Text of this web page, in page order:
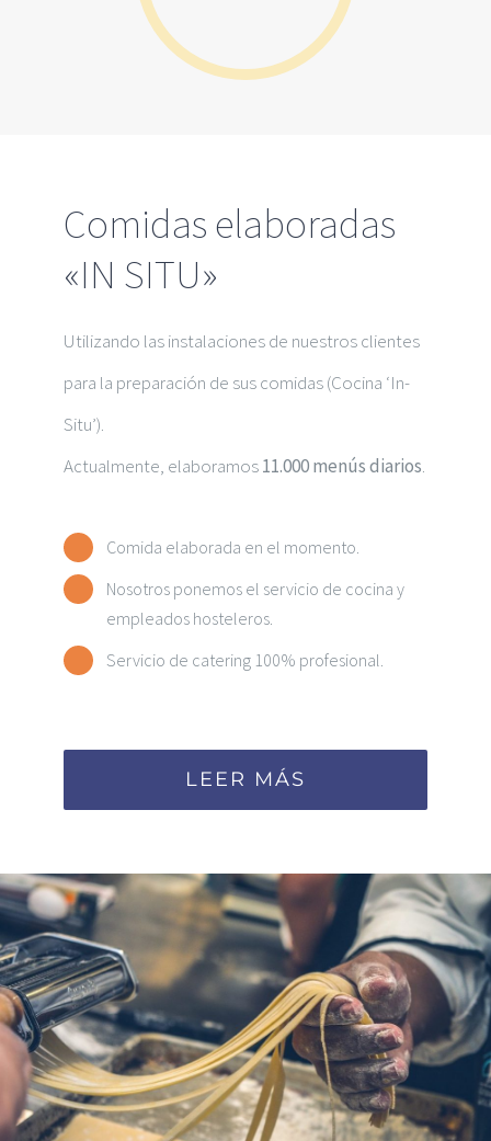
Comidas elaboradas
«IN SITU»
Utilizando las instalaciones de nuestros clientes
para la preparación de sus comidas (Cocina ‘In-
Situ’).
Actualmente, elaboramos11.000 menús diarios.
Comida elaborada en el momento.
Nosotros ponemos el servicio de cocina y
empleados hosteleros.
Servicio de catering 100% profesional.
LEER MÁS